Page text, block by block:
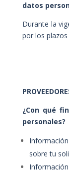
datos
Durante la
por los
¿Con qué
personales?
sobre tu